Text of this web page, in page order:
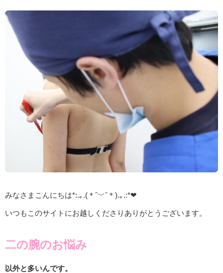
みなさまこんにちは*:.｡.(＊ˆ﹀ˆ＊).｡.:*❤
いつもこのサイトにお越しくださりありがとうございます。
二の腕のお悩み
以外と多いんです。